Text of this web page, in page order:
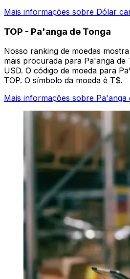
Mais informações sobre Dólar
TOP - Pa'anga de Tonga
Nosso ranking de moedas
mais procurada para Pa'anga de
USD. O código de moeda para
TOP. O símbolo da moeda é T$.
Mais informações sobre Pa'anga